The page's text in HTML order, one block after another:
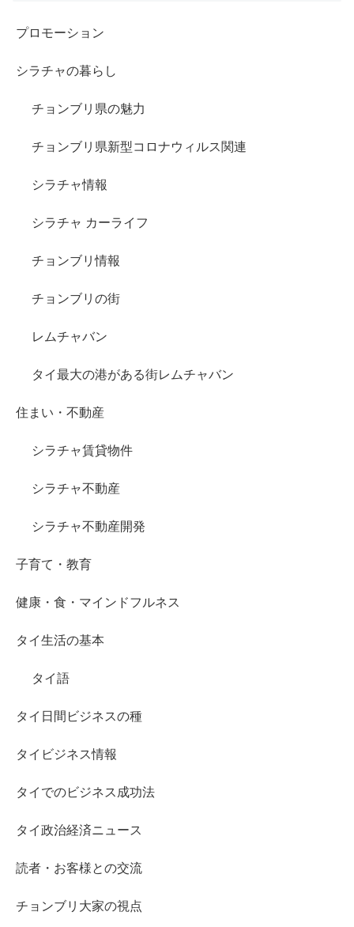
プロモーション
シラチャの暮らし
チョンブリ県の魅力
チョンブリ県新型コロナウィルス関連
シラチャ情報
シラチャ カーライフ
チョンブリ情報
チョンブリの街
レムチャバン
タイ最大の港がある街レムチャバン
住まい・不動産
シラチャ賃貸物件
シラチャ不動産
シラチャ不動産開発
子育て・教育
健康・食・マインドフルネス
タイ生活の基本
タイ語
タイ日間ビジネスの種
タイビジネス情報
タイでのビジネス成功法
タイ政治経済ニュース
読者・お客様との交流
チョンブリ大家の視点